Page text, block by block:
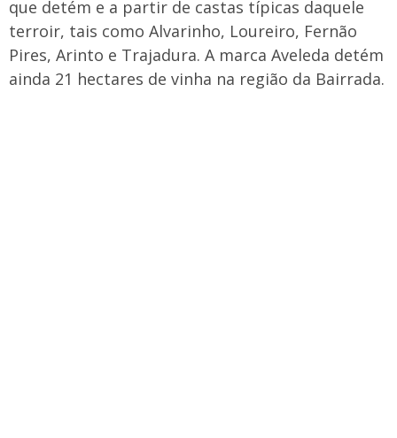
que detém e a partir de castas típicas daquele
terroir, tais como Alvarinho, Loureiro, Fernão
Pires, Arinto e Trajadura. A marca Aveleda detém
ainda 21 hectares de vinha na região da Bairrada.